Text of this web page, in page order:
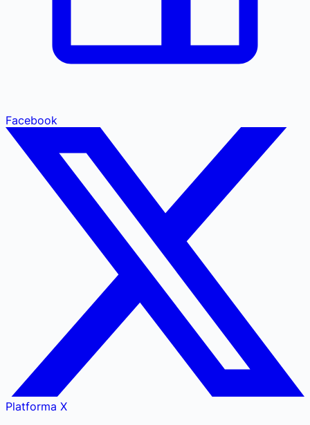
Facebook
Platforma X